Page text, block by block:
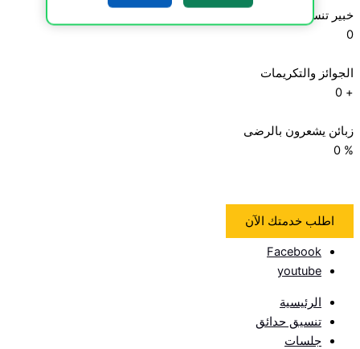
خبير تنسيق الحدائق
0
الجوائز والتكريمات
+
0
زبائن يشعرون بالرضى
%
0
اطلب خدمتك الآن
Facebook
youtube
الرئيسية
تنسيق حدائق
جلسات